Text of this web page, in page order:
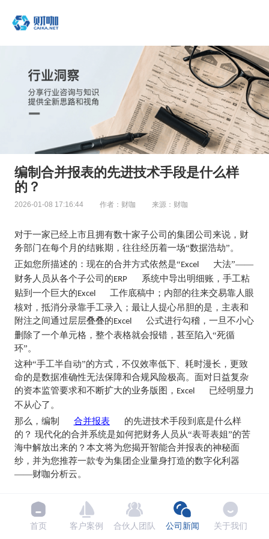
编制合并报表的先进技术手段是什么样
的？
2026-01-08 17:16:44 作者：财咖 来源：财咖
对于一家已经上市且拥有数十家子公司的集团公司来说，财
务部门在每个月的结账期，往往经历着一场“数据浩劫”。
正如您所描述的：现在的合并方式依然是“Excel
大法”——
财务人员从各个子公司的ERP
系统中导出明细账，手工粘
贴到一个巨大的Excel
工作底稿中；内部的往来交易靠人眼
核对，抵消分录靠手工录入；最让人提心吊胆的是，主表和
附注之间通过层层叠叠的Excel
公式进行勾稽，一旦不小心
删除了一个单元格，整个表格就会报错，甚至陷入“死循
环”。
这种“手工半自动”的方式，不仅效率低下、耗时漫长，更致
命的是数据准确性无法保障和合规风险极高。面对日益复杂
的资本监管要求和不断扩大的业务版图， Excel
已经明显力
不从心了。
那么，编制
合并报表
的先进技术手段到底是什么样
的？ 现代化的合并系统是如何把财务人员从“表哥表姐”的苦
海中解放出来的？本文将为您揭开智能合并报表的神秘面
纱，并为您推荐一款专为集团企业量身打造的数字化利器
——财咖分析云。
一、概述标题：告别“ Excel
总动员”，迈向数据驱动的
智能合并新时代
首页 客户案例 合伙人团队 公司新闻 关于我们